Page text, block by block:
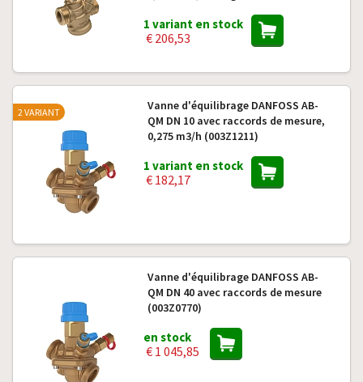
1 variant en stock
€ 206,53
Vanne d'équilibrage DANFOSS AB-
QM DN 10 avec raccords de mesure,
0,275 m3/h (003Z1211)
1 variant en stock
€ 182,17
2 VARIANT
Vanne d'équilibrage DANFOSS AB-
QM DN 40 avec raccords de mesure
(003Z0770)
en stock
€ 1 045,85